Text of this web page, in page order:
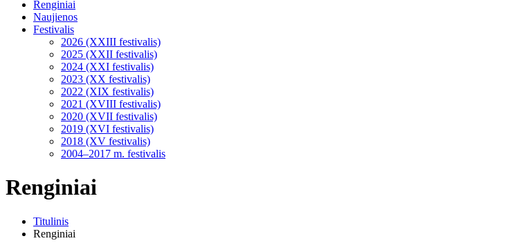
Renginiai
Naujienos
Festivalis
2026 (XXIII festivalis)
2025 (XXII festivalis)
2024 (XXI festivalis)
2023 (XX festivalis)
2022 (XIX festivalis)
2021 (XVIII festivalis)
2020 (XVII festivalis)
2019 (XVI festivalis)
2018 (XV festivalis)
2004–2017 m. festivalis
Renginiai
Titulinis
Renginiai